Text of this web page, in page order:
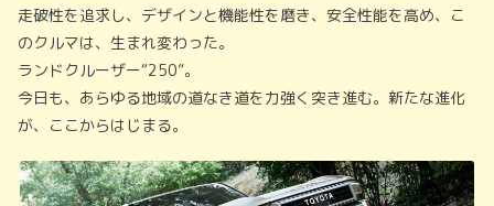
走破性を追求し、デザインと機能性を磨き、安全性能を高め、こ
のクルマは、生まれ変わった。
ランドクルーザー“250”。
今日も、あらゆる地域の道なき道を力強く突き進む。新たな進化
が、ここからはじまる。